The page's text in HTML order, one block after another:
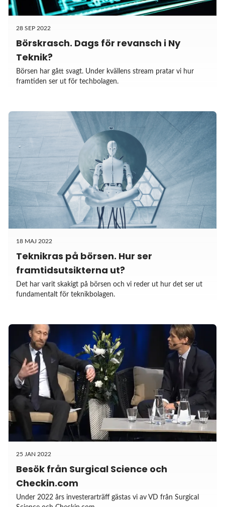
28 SEP 2022
Börskrasch. Dags för revansch i Ny
Teknik?
Börsen har gått svagt. Under kvällens stream pratar vi hur
framtiden ser ut för techbolagen.
18 MAJ 2022
Teknikras på börsen. Hur ser
framtidsutsikterna ut?
Det har varit skakigt på börsen och vi reder ut hur det ser ut
fundamentalt för teknikbolagen.
25 JAN 2022
Besök från Surgical Science och
Checkin.com
Under 2022 års investerarträff gästas vi av VD från Surgical